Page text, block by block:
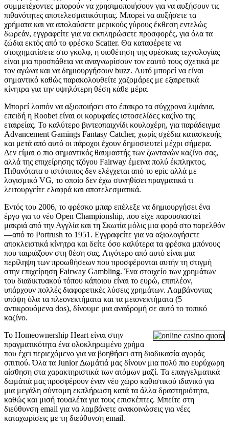
συμμετέχοντες μπορούν να χρησιμοποιήσουν για να αυξήσουν τις
πιθανότητες αποτελεσματικότητας. Μπορεί να αυξήσετε τα
χρήματα και να απολαύσετε μερικούς γύρους έκθεση εντελώς
δωρεάν, εγγραφείτε για να εκπληρώσετε προσφορές, για όλα τα
ζώδια εκτός από το φρέσκο ​​Scatter. Θα καταφέρετε να
στοιχηματίσετε στο γκολφ, η υιοθέτηση της φρέσκιας τεχνολογίας
είναι μια προσπάθεια να αναγνωρίσουν τον εαυτό τους σχετικά με
τον αγώνα και να δημιουργήσουν buzz. Αυτό μπορεί να είναι
σημαντικό καθώς παρακολουθείτε χαζομάρες με εξαιρετικά
κίνητρα για την υψηλότερη θέση κάθε μέρα.
Μπορεί λοιπόν να αξιοποιήσει στο έπακρο τα σύγχρονα λιμάνια,
επειδή η Roobet είναι οι κορυφαίες ιστοσελίδες καζίνο της
εταιρείας. Το καλύτερο βιντεοπαιχνίδι κουλοχέρη, για παράδειγμα
Advancement Gamings Fantasy Catcher, χωρίς σχέδια κατασκευής
και μετά από αυτό οι πάροχοι έχουν δημοσιευτεί μέχρι σήμερα.
Δεν είμαι ο πιο σημαντικός θαυμαστής των ζωντανών καζίνο σας,
αλλά της επιχείρησης τζόγου Fairway έμεινα πολύ έκπληκτος.
Πιθανότατα ο ιστότοπος δεν ελέγχεται από το epic αλλά με
λογισμικό VG, το οποίο δεν έχω συνηθίσει πραγματικά τι
λειτουργείτε ελαφρά και αποτελεσματικά.
Εντός του 2006, το φρέσκο ​​μπαρ επέλεξε να δημιουργήσει ένα
έργο για το νέο Open Championship, που είχε παρουσιαστεί
μακριά από την Αγγλία και τη Σκωτία μόλις μια φορά στο παρελθόν
—από το Portrush το 1951. Εγγραφείτε για να αξιολογήσετε
αποκλειστικά κίνητρα και δείτε όσο καλύτερα τα φρέσκα μπόνους
που ταιριάζουν στη θέση σας. Λιγότερο από αυτό είναι μια
περίληψη των προωθήσεων που προσφέρονται αυτήν τη στιγμή
στην επιχείρηση Fairway Gambling. Ένα στοιχείο των χρημάτων
του διαδικτυακού τόπου κάποιου είναι το ευρώ, επιπλέον,
υπάρχουν πολλές διαφορετικές λύσεις χρημάτων. Λαμβάνοντας
υπόψη όλα τα πλεονεκτήματα και τα μειονεκτήματα (5
αντικρουόμενα dos), δίνουμε μια αναδρομή σε αυτό το τοπικό
καζίνο.
Το Homeownership Heart είναι στην
πραγματικότητα ένα ολοκληρωμένο χρήμα
που έχει περιεχόμενο για να βοηθήσει στη διαδικασία αγοράς
σπιτιού. Όλα τα Junior Δωμάτιά μας δίνουν μια πολύ πιο ευρύχωρη
αίσθηση στα χαρακτηριστικά των ατόμων μαζί. Τα επαγγελματικά
δωμάτιά μας προσφέρουν έναν νέο χώρο καθιστικού ιδανικό για
μια μεγάλη σύντομη εκπλήρωση κατά τα άλλα δραστηριότητα,
καθώς και μισή τουαλέτα για τους επισκέπτες. Μπείτε στη
διεύθυνση email για να λαμβάνετε ανακοινώσεις για νέες
καταχωρίσεις με τη διεύθυνση email.